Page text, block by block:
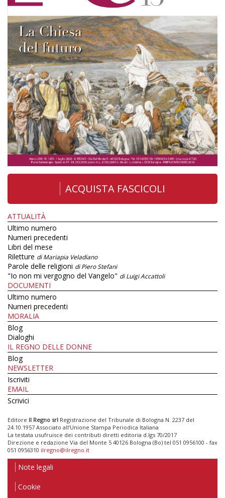
ACQUISTA FASCICOLI
ATTUALITÀ
Ultimo numero
Numeri precedenti
Libri del mese
Riletture di Mariapia Veladiano
Parole delle religioni di Piero Stefani
"Io non mi vergogno del Vangelo" di Luigi Accattoli
DOCUMENTI
Ultimo numero
Numeri precedenti
MORALIA
Blog
Dialoghi
IL REGNO DELLE DONNE
Blog
NEWSLETTER
Iscriviti
EMAIL
Scrivici
Editore Il Regno srl Registrazione del Tribunale di Bologna N. 2237 del
24.10.1957 Associato all’Unione Stampa Periodica Italiana
La testata usufruisce dei contributi diretti editoria d.lgs 70/2017
Direzione e redazione Via del Monte 5 40126 Bologna (Bo) tel 051 0956100 - fax
051 0956310 ilregno@ilregno.it
Note legali
Cookie